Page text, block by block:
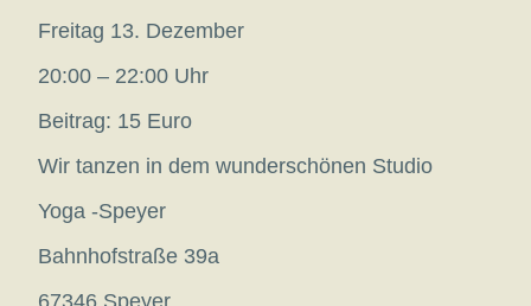
Freitag 13. Dezember
20:00 – 22:00 Uhr
Beitrag: 15 Euro
Wir tanzen in dem wunderschönen Studio
Yoga -Speyer
Bahnhofstraße 39a